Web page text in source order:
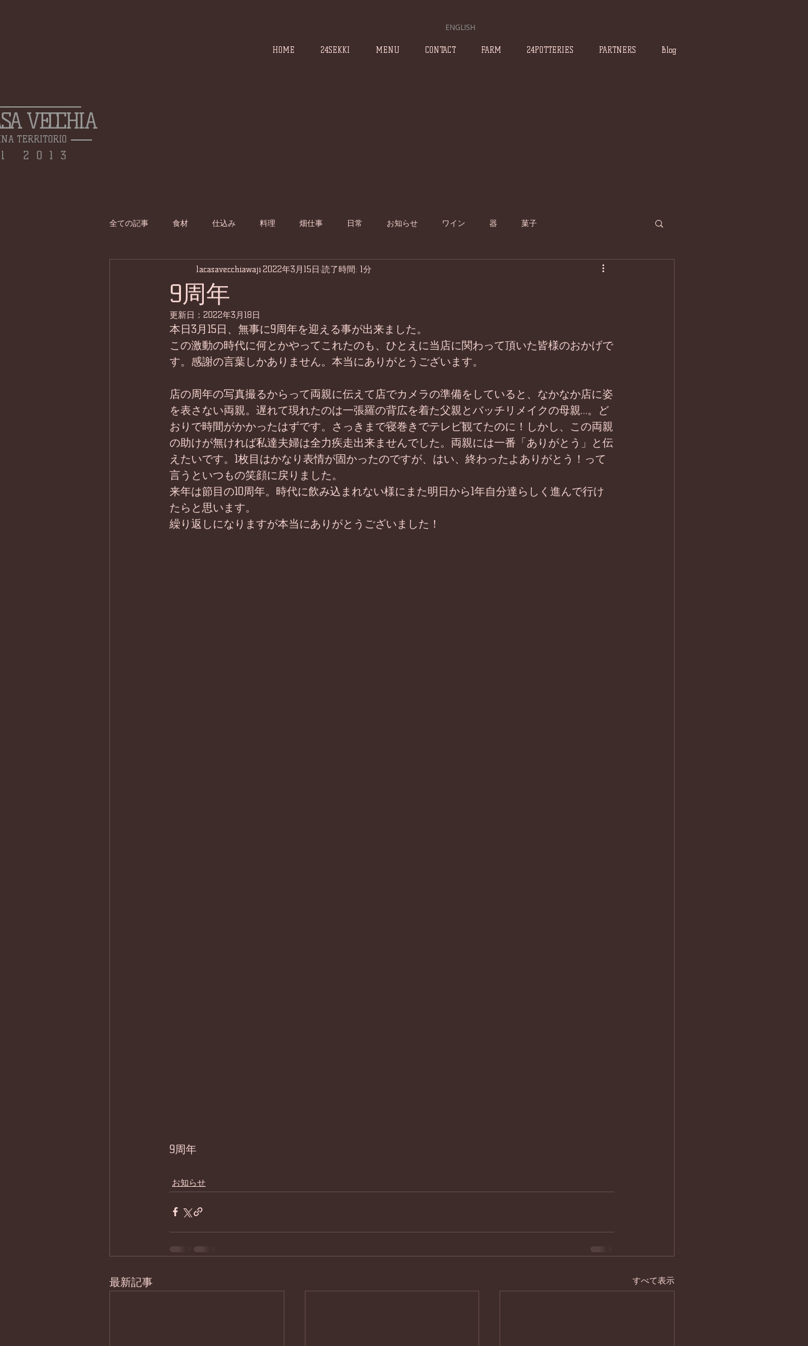
HOME 24SEKKI MENU CONTACT FARM 24POTTERIES PARTNERS Blog
全ての記事 食材 仕込み 料理 畑仕事 日常 お知らせ ワイン 器 菓子
9周年
lacasavecchiawaji2022年3月15日 読了時間: 1分
更新日： 2022年3月18日
本日3月15日、無事に9周年を迎える事が出来ました。
この激動の時代に何とかやってこれたのも、ひとえに当店に関わって頂いた皆様のおかげで
す。感謝の言葉しかありません。本当にありがとうございます。
店の周年の写真撮るからって両親に伝えて店でカメラの準備をしていると、なかなか店に姿
を表さない両親。遅れて現れたのは一張羅の背広を着た父親とバッチリメイクの母親…。ど
おりで時間がかかったはずです。さっきまで寝巻きでテレビ観てたのに！しかし、この両親
の助けが無ければ私達夫婦は全力疾走出来ませんでした。両親には一番「ありがとう」と伝
えたいです。1枚目はかなり表情が固かったのですが、はい、終わったよありがとう！って
言うといつもの笑顔に戻りました。
来年は節目の10周年。時代に飲み込まれない様にまた明日から1年自分達らしく進んで行け
たらと思います。
繰り返しになりますが本当にありがとうございました！
9周年
お知らせ
最新記事 すべて表示
VECCHIA
TERRITORIO
2013
ENGLISH